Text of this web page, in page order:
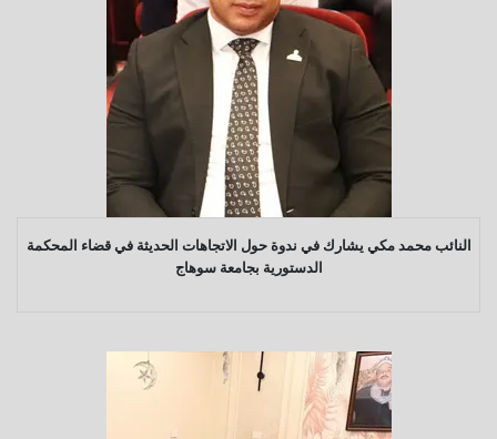
النائب محمد مكي يشارك في ندوة حول الاتجاهات الحديثة في قضاء المحكمة
الدستورية بجامعة سوهاج